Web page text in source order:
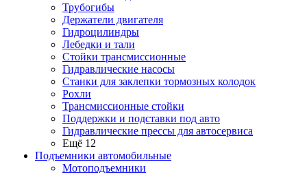
Трубогибы
Держатели двигателя
Гидроцилиндры
Лебедки и тали
Стойки трансмиссионные
Гидравлические насосы
Cтанки для заклепки тормозных колодок
Рохли
Трансмиссионные стойки
Поддержки и подставки под авто
Гидравлические прессы для автосервиса
Ещё 12
Подъемники автомобильные
Мотоподъемники